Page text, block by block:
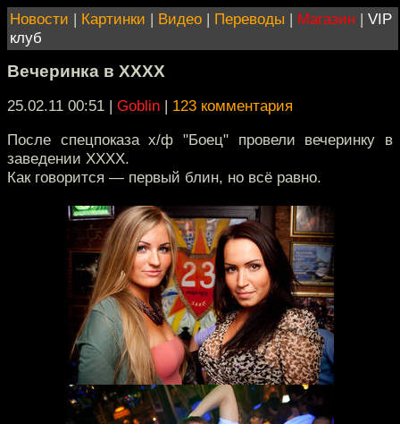
Новости | Картинки | Видео | Переводы | Магазин | VIP
клуб
Вечеринка в ХХХХ
25.02.11 00:51 | Goblin | 123 комментария
После спецпоказа х/ф "Боец" провели вечеринку в
заведении ХХХХ.
Как говорится — первый блин, но всё равно.